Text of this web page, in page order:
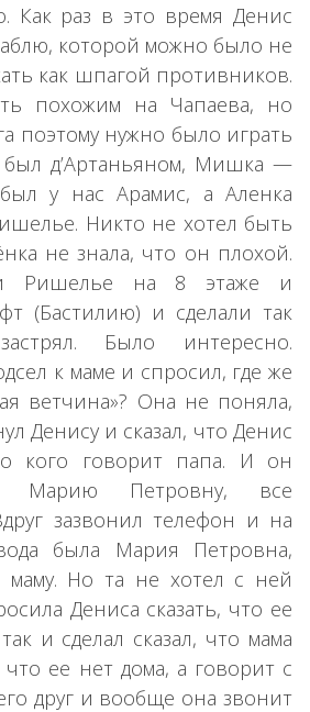
Как раз в это время Денис
которой можно было не
как шпагой противников.
похожим на Чапаева, но
поэтому нужно было играть
был д’Артаньяном, Мишка —
у нас Арамис, а Аленка
Никто не хотел быть
не знала, что он плохой.
Ришелье на 8 этаже и
(Бастилию) и сделали так
Было интересно.
к маме и спросил, где же
ветчина»? Она не поняла,
Денису и сказал, что Денис
кого говорит папа. И он
Марию Петровну, все
зазвонил телефон и на
была Мария Петровна,
маму. Но та не хотел с ней
Дениса сказать, что ее
и сделал сказал, что мама
что ее нет дома, а говорит с
друг и вообще она звонит